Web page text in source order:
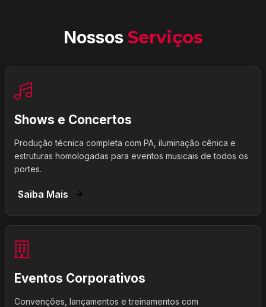
Nossos Serviços
Shows e Concertos
Produção técnica completa com PA, iluminação cênica e
estruturas homologadas para eventos musicais de todos os
portes.
Saiba Mais
Eventos Corporativos
Convenções, lançamentos e treinamentos com